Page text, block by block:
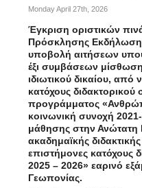
Monday April 27th, 2026
Έγκριση οριστικών
Πρόσκλησης
υποβολή αιτήσεων
έξι συμβάσεων
ιδιωτικού δικαίου, από
κατόχους διδακτορικού
προγράμματος
κοινωνική συνοχή
μάθησης στην
ακαδημαϊκής
επιστήμονες κατόχους
2025 – 2026» εαρινό
Γεωπονίας.